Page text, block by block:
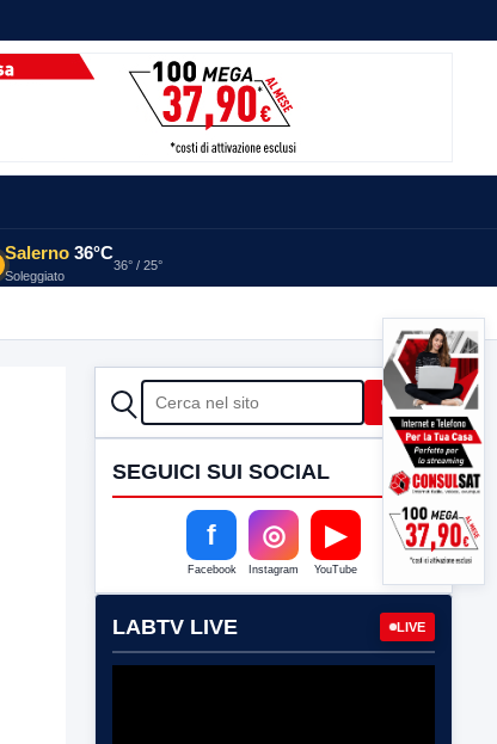
Salerno 36°C
Soleggiato
36° / 25°
CERCA Cerca
SEGUICI SUI SOCIAL
f
Facebook
◎
Instagram
▶
YouTube
LABTV LIVE LIVE